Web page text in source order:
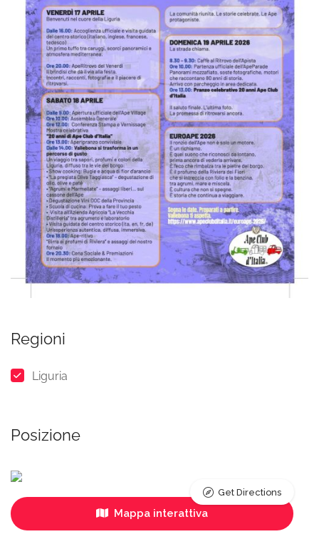
Regioni
Liguria
Posizione
Mappa interattiva
Get Directions